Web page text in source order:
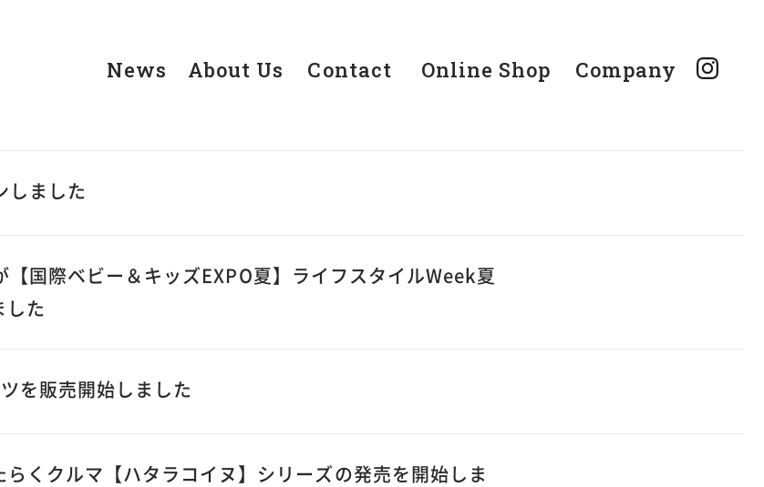
News About Us Contact Online Shop Company
しました
【国際ベビー＆キッズEXPO夏】ライフスタイルWeek夏
した
を販売開始しました
くクルマ【ハタラコイヌ】シリーズの発売を開始しま